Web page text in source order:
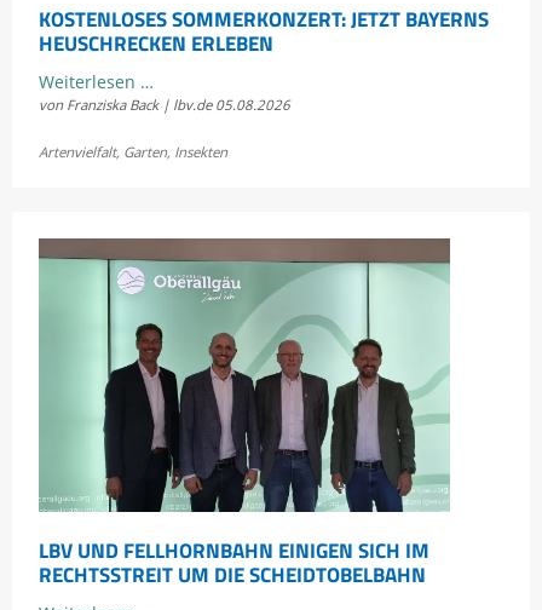
KOSTENLOSES SOMMERKONZERT: JETZT BAYERNS
HEUSCHRECKEN ERLEBEN
Weiterlesen …
Sommerkonzert:
Bayerns
von Franziska Back | lbv.de 05.08.2026
Artenvielfalt, Garten, Insekten
LBV UND FELLHORNBAHN EINIGEN SICH IM
RECHTSSTREIT UM DIE SCHEIDTOBELBAHN